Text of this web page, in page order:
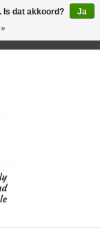
Is dat akkoord?
Ja